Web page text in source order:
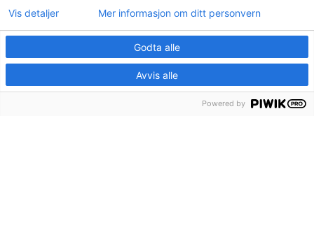
Post- og besøksadresse:Herredshuset, Kjosveien 1, 1592 Våler i
Østfold
postmottak@valer.kommune.no
Godta alle
Avvis alle
Vis detaljer Mer informasjon om ditt personvern
Powered by